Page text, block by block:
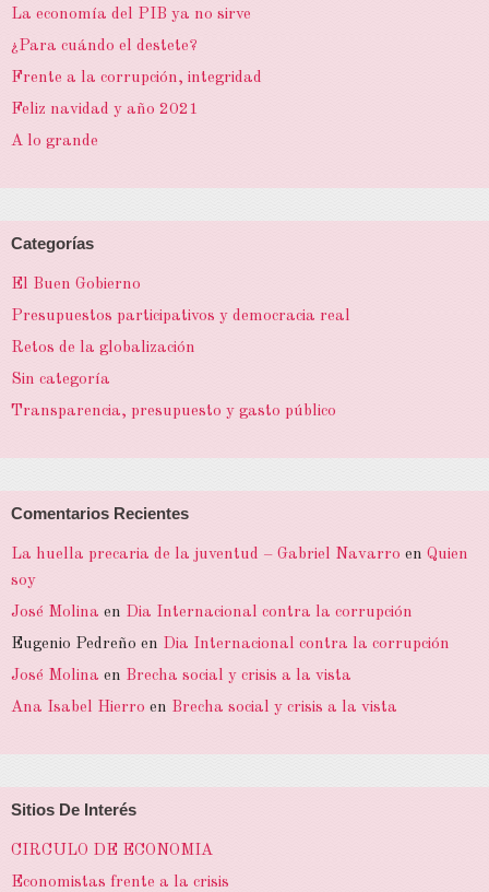
La economía del PIB ya no sirve
¿Para cuándo el destete?
Frente a la corrupción, integridad
Feliz navidad y año 2021
A lo grande
Categorías
El Buen Gobierno
Presupuestos participativos y democracia real
Retos de la globalización
Sin categoría
Transparencia, presupuesto y gasto público
Comentarios Recientes
La huella precaria de la juventud – Gabriel Navarro en Quien
soy
José Molina en Dia Internacional contra la corrupción
Eugenio Pedreño en Dia Internacional contra la corrupción
José Molina en Brecha social y crisis a la vista
Ana Isabel Hierro en Brecha social y crisis a la vista
Sitios De Interés
CIRCULO DE ECONOMIA
Economistas frente a la crisis